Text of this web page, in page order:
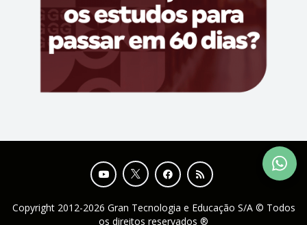
Copyright 2012-2026 Gran Tecnologia e Educação S/A © Todos
os direitos reservados ®